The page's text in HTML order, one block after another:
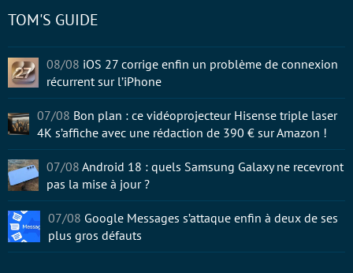
TOM'S GUIDE
08/08 iOS 27 corrige enfin un problème de connexion
récurrent sur l’iPhone
07/08 Bon plan : ce vidéoprojecteur Hisense triple laser
4K s’affiche avec une rédaction de 390 € sur Amazon !
07/08 Android 18 : quels Samsung Galaxy ne recevront
pas la mise à jour ?
07/08 Google Messages s’attaque enfin à deux de ses
plus gros défauts